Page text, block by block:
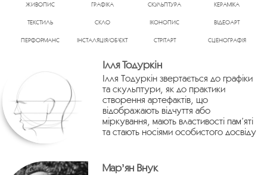
ЖИВОПИС ГРАФІКА СКУЛЬПТУРА КЕРАМІКА
ТЕКСТИЛЬ СКЛО ІКОНОПИС ВІДЕОАРТ
ПЕРФОРМАНС ІНСТАЛЯЦІЯ/ОБ’ЄКТ СТРІТАРТ СЦЕНОГРАФІЯ
Ілля Тодуркін
Ілля Тодуркін звертається до графіки
та скульптури, як до практики
створення артефактів, що
відображають відчуття або
міркування, мають властивості пам’яті
та стають носіями особистого досвіду
Марʼян Внук